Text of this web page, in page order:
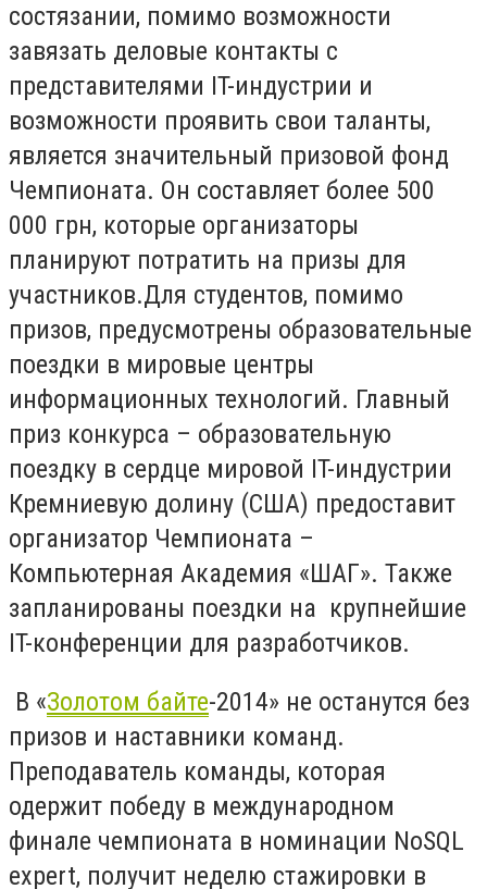
состязании, помимо возможности
завязать деловые контакты с
представителями IT-индустрии и
возможности проявить свои таланты,
является значительный призовой фонд
Чемпионата. Он составляет более 500
000 грн, которые организаторы
планируют потратить на призы для
участников.Для студентов, помимо
призов, предусмотрены образовательные
поездки в мировые центры
информационных технологий. Главный
приз конкурса – образовательную
поездку в сердце мировой IT-индустрии
Кремниевую долину (США) предоставит
организатор Чемпионата –
Компьютерная Академия «ШАГ». Также
запланированы поездки на крупнейшие
IT-конференции для разработчиков.
В «Золотом байте-2014» не останутся без
призов и наставники команд.
Преподаватель команды, которая
одержит победу в международном
финале чемпионата в номинации NoSQL
expert, получит неделю стажировки в